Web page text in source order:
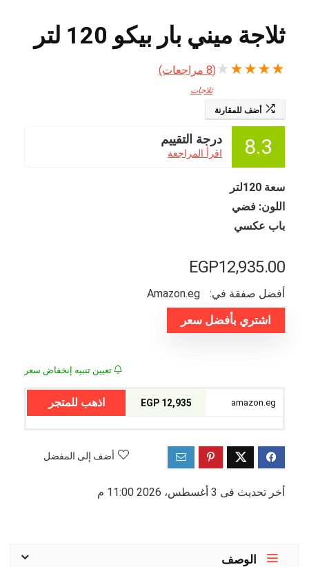
ثلاجة ميني بار بيكو 120 لتر
★
★
★
★
★
(
8 مراجعات)
ثلاجات
أضف للمقارنة
8.3 درجة التقييم
اقرأ المراجعة
سعة 120لتر
اللون: فضي
باب عكسي
EGP12,935.00
أفضل صفقة في: amazon.eg
اشتري بأفضل سعر
تعيين تنبيه إنخفاض سعر
12,935 EGP اذهب للمتجر
أضف إلى المفضل
أخر تحديث فى 3 أغسطس، 2026 11:00 م
الوصف